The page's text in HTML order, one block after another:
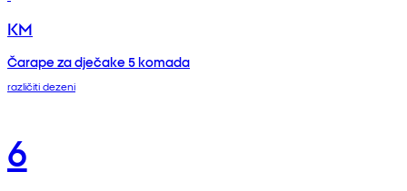
KM
Čarape za dječake 5 komada
različiti dezeni
6